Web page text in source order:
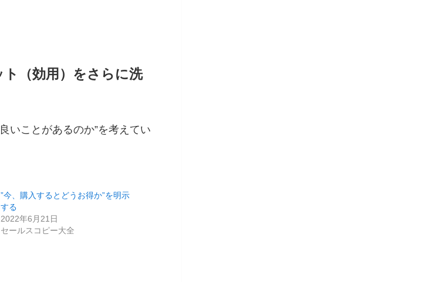
（効用）をさらに洗
いことがあるのか”を考えてい
”今、購入するとどうお得か”を明示
する
2022年6月21日
セールスコピー大全